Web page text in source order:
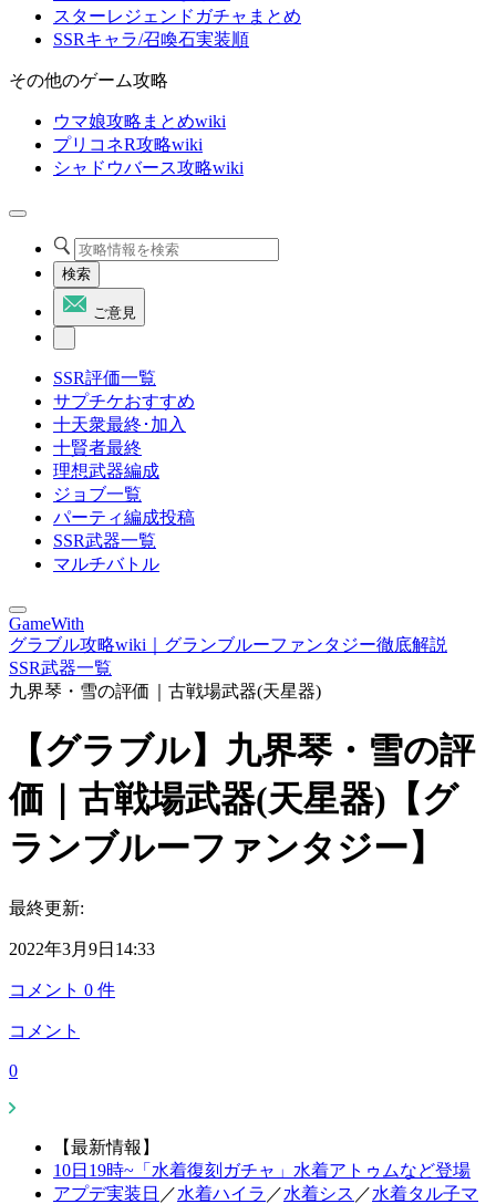
スターレジェンドガチャまとめ
SSRキャラ/召喚石実装順
その他のゲーム攻略
ウマ娘攻略まとめwiki
プリコネR攻略wiki
シャドウバース攻略wiki
検索
ご意見
SSR評価一覧
サプチケおすすめ
十天衆最終･加入
十賢者最終
理想武器編成
ジョブ一覧
パーティ編成投稿
SSR武器一覧
マルチバトル
GameWith
グラブル攻略wiki｜グランブルーファンタジー徹底解説
SSR武器一覧
九界琴・雪の評価｜古戦場武器(天星器)
【グラブル】九界琴・雪の評
価｜古戦場武器(天星器)【グ
ランブルーファンタジー】
最終更新:
2022年3月9日14:33
コメント 0 件
コメント
0
【最新情報】
10日19時~「水着復刻ガチャ」水着アトゥムなど登場
アプデ実装日 ／水着ハイラ ／水着シス ／水着タル子マ